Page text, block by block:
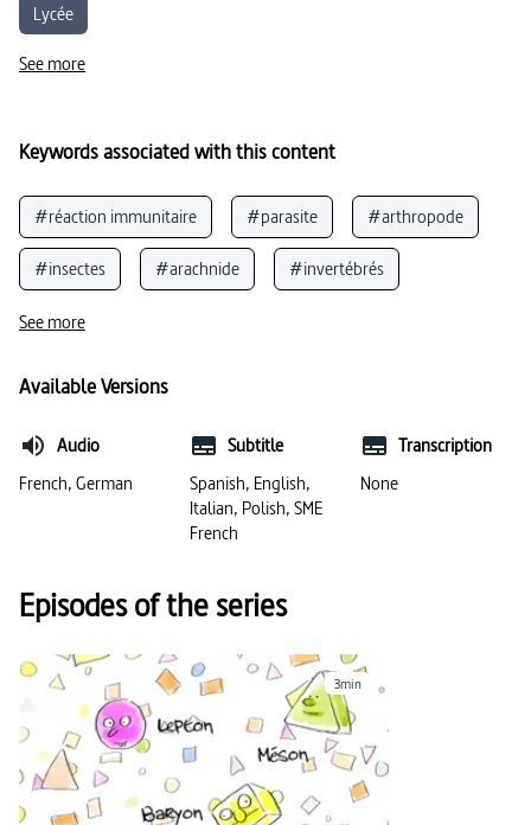
Lycée
See more
Keywords associated with this content
#réaction immunitaire #parasite #arthropode
#insectes #arachnide #invertébrés
#parasitisme
#acariens
See more
Available Versions
Audio
French, German
Subtitle
Spanish, English,
Italian, Polish, SME
French
Transcription
None
Episodes of the series
3min